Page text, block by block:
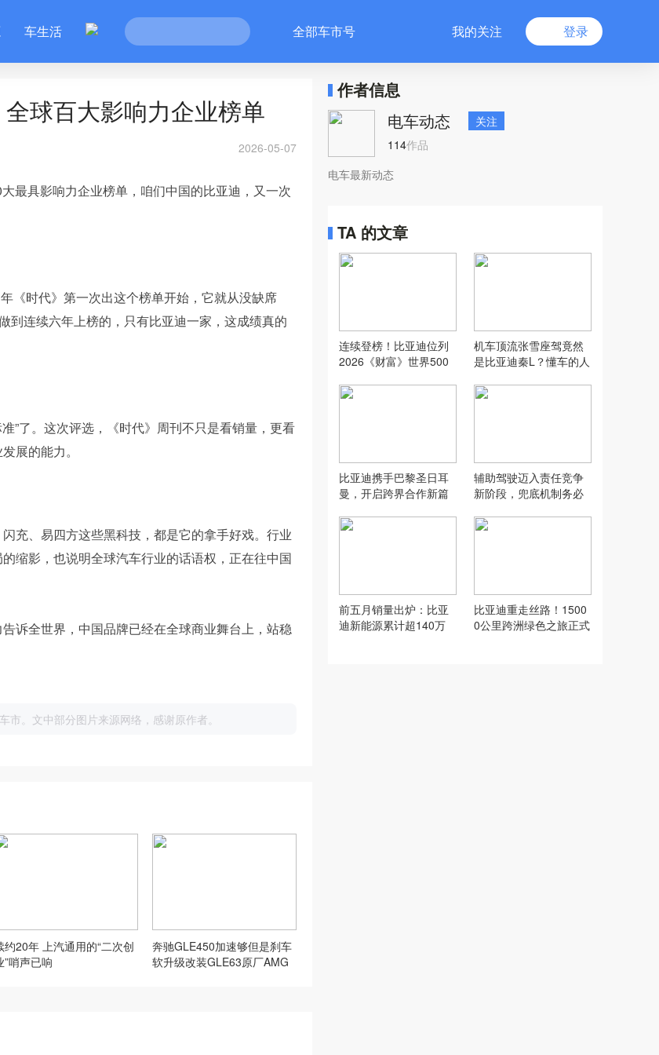
车生活 全部车市号 我的关注 登录
球百大影响力企业榜单
2026-05-07
最具影响力企业榜单，咱们中国的比亚迪，又一次
《时代》第一次出这个榜单开始，它就从没缺席
到连续六年上榜的，只有比亚迪一家，这成绩真的
”了。这次评选，《时代》周刊不只是看销量，更看
展的能力。
充、易四方这些黑科技，都是它的拿手好戏。行业
缩影，也说明全球汽车行业的话语权，正在往中国
诉全世界，中国品牌已经在全球商业舞台上，站稳
。文中部分图片来源网络，感谢原作者。
约20年 上汽通用的“二次创
”哨声已响
奔驰GLE450加速够但是刹车
软升级改装GLE63原厂AMG
作者信息
电车动态
关注
114作品
电车最新动态
TA 的文章
连续登榜！比亚迪位列
2026《财富》世界500
机车顶流张雪座驾竟然
是比亚迪秦L？懂车的人
比亚迪携手巴黎圣日耳
曼，开启跨界合作新篇
辅助驾驶迈入责任竞争
新阶段，兜底机制务必
前五月销量出炉：比亚
迪新能源累计超140万
比亚迪重走丝路！1500
0公里跨洲绿色之旅正式